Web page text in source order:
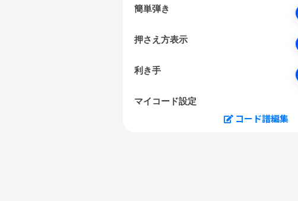
簡単弾き
押さえ方表示
利き手
マイコード設定
コード譜編集